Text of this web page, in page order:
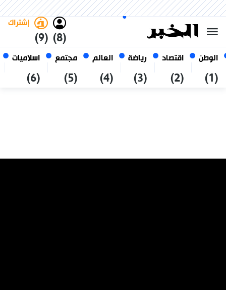
الوطن
(1)
اقتصاد
(2)
رياضة
(3)
العالم
(4)
مجتمع
(5)
اسلاميات
(6)
(8)
إشتراك
(9)
أغسطس 2026
الجزائر